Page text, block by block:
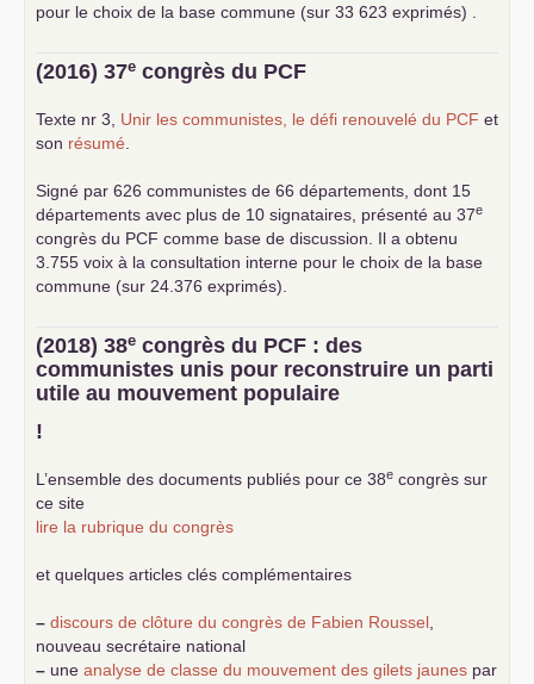
pour le choix de la base commune (sur 33 623 exprimés) .
(2016) 37e congrès du PCF
Texte nr 3, Unir les communistes, le défi renouvelé du PCF et
son résumé.
Signé par 626 communistes de 66 départements, dont 15
départements avec plus de 10 signataires, présenté au 37e
congrès du PCF comme base de discussion. Il a obtenu
3.755 voix à la consultation interne pour le choix de la base
commune (sur 24.376 exprimés).
(2018) 38e congrès du PCF : des
communistes unis pour reconstruire un parti
utile au mouvement populaire
!
L’ensemble des documents publiés pour ce 38e congrès sur
ce site
lire la rubrique du congrès
et quelques articles clés complémentaires
– discours de clôture du congrès de Fabien Roussel,
nouveau secrétaire national
– une analyse de classe du mouvement des gilets jaunes par